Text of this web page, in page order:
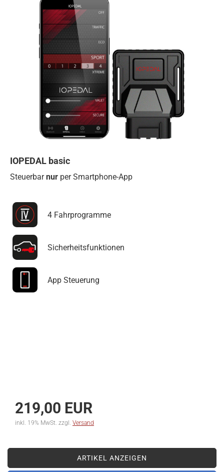
IOPEDAL basic
Steuerbarnur per Smartphone-App
4 Fahrprogramme
Sicherheitsfunktionen
App Steuerung
219,00 EUR
inkl. 19% MwSt. zzgl. Versand
ARTIKEL ANZEIGEN